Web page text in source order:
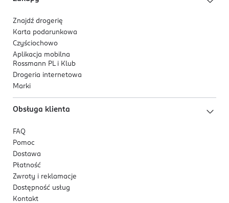
Znajdź drogerię
Karta podarunkowa
Czyściochowo
Aplikacja mobilna
Rossmann PL i Klub
Drogeria internetowa
Marki
Obsługa klienta
FAQ
Pomoc
Dostawa
Płatność
Zwroty i reklamacje
Dostępność usług
Kontakt